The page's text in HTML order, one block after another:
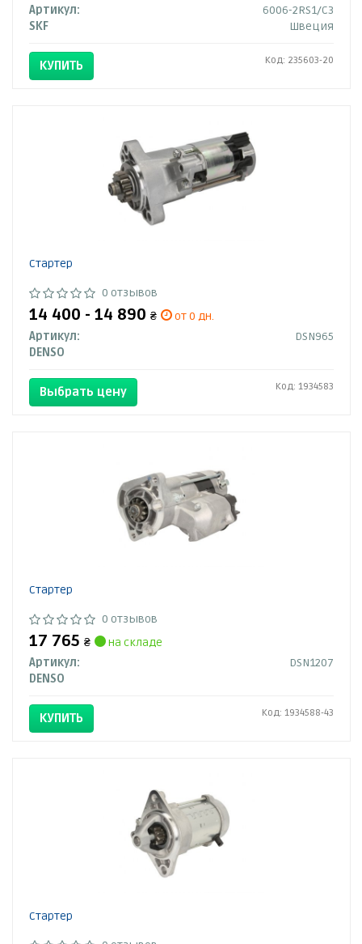
Артикул:
6006-2RS1/C3
SKF
Швеция
КУПИТЬ Код: 235603-20
Стартер
0 отзывов
14 400 - 14 890 ₴
от 0 дн.
Артикул:
DSN965
DENSO
Выбрать цену Код: 1934583
Стартер
0 отзывов
17 765 ₴
на складе
Артикул:
DSN1207
DENSO
КУПИТЬ Код: 1934588-43
Стартер